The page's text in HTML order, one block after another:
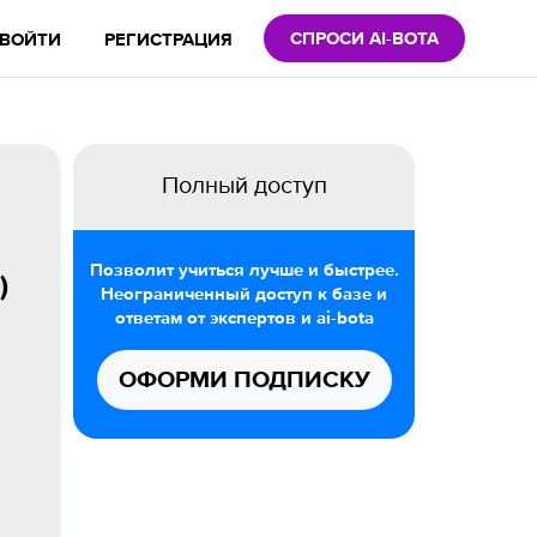
ВОЙТИ РЕГИСТРАЦИЯ СПРОСИ AI-BOTA
Полный доступ
Позволит учиться лучше и быстрее.
Неограниченный доступ к базе и
ответам от экспертов и ai-bota
ОФОРМИ ПОДПИСКУ